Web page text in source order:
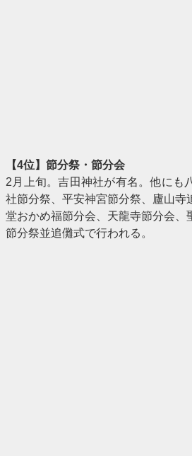
【4位】節分祭・節分会
2月上旬。吉田神社が有名。他にも
社節分祭、平安神宮節分祭、廬山寺
堂おかめ福節分会、天龍寺節分会、
節分祭並追儺式で行われる。